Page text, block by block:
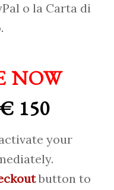
o la Carta di
NOW
150
your
button to